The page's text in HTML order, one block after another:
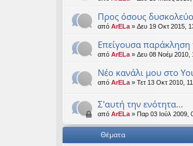
Προς όσους
από ArELa » Δευ 19 Οκτ 2015,
Επείγουσα παράκληση
από ArELa » Δευ 08 Νοέμ 2010,
Νέο κανάλι μου στο
από ArELa » Τετ 13 Οκτ 2010,
Σ'αυτή την ενότητα...
από ArELa » Παρ 03 Ιούλ 2009,
Θέματα